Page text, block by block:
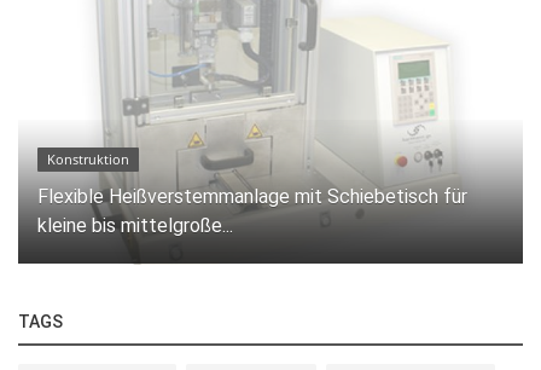
Konstruktion
Flexible Heißverstemmanlage mit Schiebetisch für
kleine bis mittelgroße...
TAGS